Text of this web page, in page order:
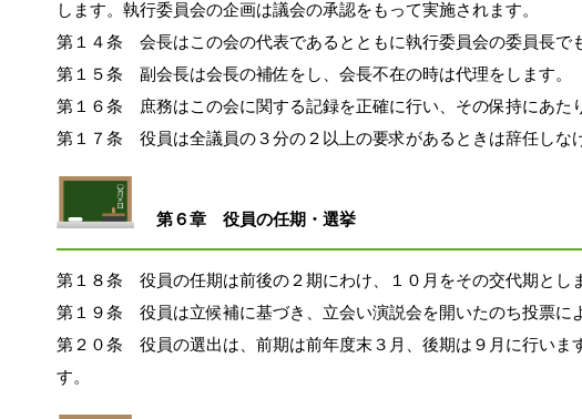
します。執行委員会の企画は議会の承認をもって実施されます。
第１４条　会長はこの会の代表であるとともに執行委員会の委員長で
第１５条　副会長は会長の補佐をし、会長不在の時は代理をします。
第１６条　庶務はこの会に関する記録を正確に行い、その保持にあた
第１７条　役員は全議員の３分の２以上の要求があるときは辞任しな
第６章　役員の任期・選挙
第１８条　役員の任期は前後の２期にわけ、１０月をその交代期とし
第１９条　役員は立候補に基づき、立会い演説会を開いたのち投票に
第２０条　役員の選出は、前期は前年度末３月、後期は９月に行いま
す。